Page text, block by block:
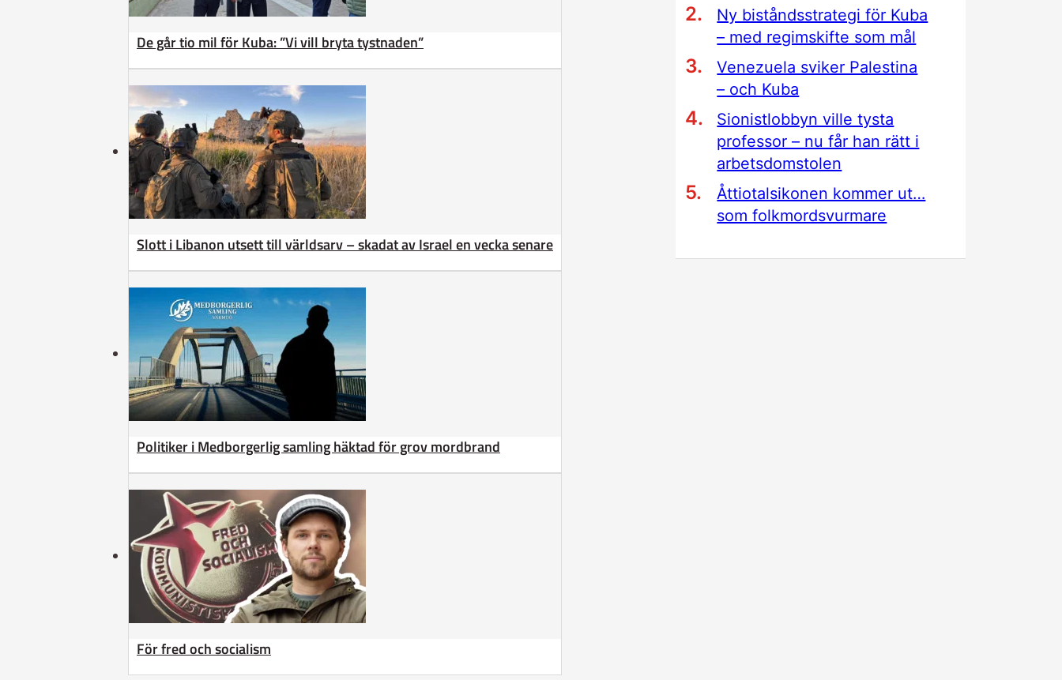
De går tio mil för Kuba: ”Vi vill bryta tystnaden”
Slott i Libanon utsett till världsarv – skadat av Israel en vecka senare
Politiker i Medborgerlig samling häktad för grov mordbrand
För fred och socialism
Ny biståndsstrategi för Kuba
– med regimskifte som mål
Venezuela sviker Palestina
– och Kuba
Sionistlobbyn ville tysta
professor – nu får han rätt i
arbetsdomstolen
Åttiotalsikonen kommer ut…
som folkmordsvurmare